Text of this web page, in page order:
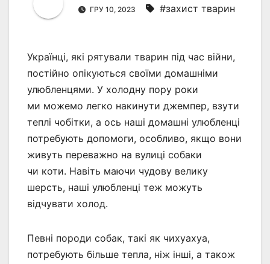
ГРУ 10, 2023 #захист тварин
Українці, які рятували тварин під час війни,
постійно опікуються своїми домашніми
улюбленцями. У холодну пору роки
ми можемо легко накинути джемпер, взути
теплі чобітки, а ось наші домашні улюбленці
потребують допомоги, особливо, якщо вони
живуть переважно на вулиці собаки
чи коти. Навіть маючи чудову велику
шерсть, наші улюбленці теж можуть
відчувати холод.
Певні породи собак, такі як чихуахуа,
потребують більше тепла, ніж інші, а також